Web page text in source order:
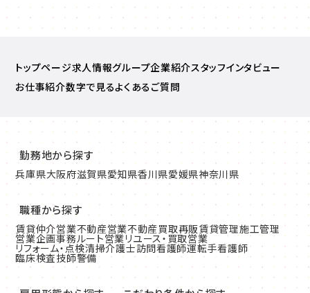
トップページ求人情報グループ企業紹介スタッフインタビュー
お仕事紹介数字で見るよくあるご質問
勤務地から探す
兵庫県大阪府滋賀県愛知県香川県愛媛県神奈川県
職種から探す
賃貸仲介営業不動産営業不動産買取再販賃貸管理施工管理
営業企画事務ルート営業リユース・買取営業
リフォーム・点検清掃介護士訪問看護師運転手看護師
臨床検査技師警備